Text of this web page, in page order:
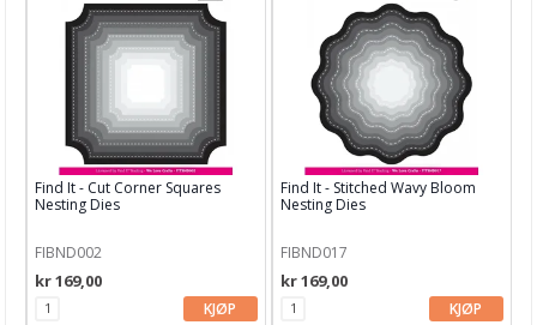
Find It - Cut Corner Squares
Nesting Dies
FIBND002
kr 169,00
KJØP
Find It - Stitched Wavy Bloom
Nesting Dies
FIBND017
kr 169,00
KJØP